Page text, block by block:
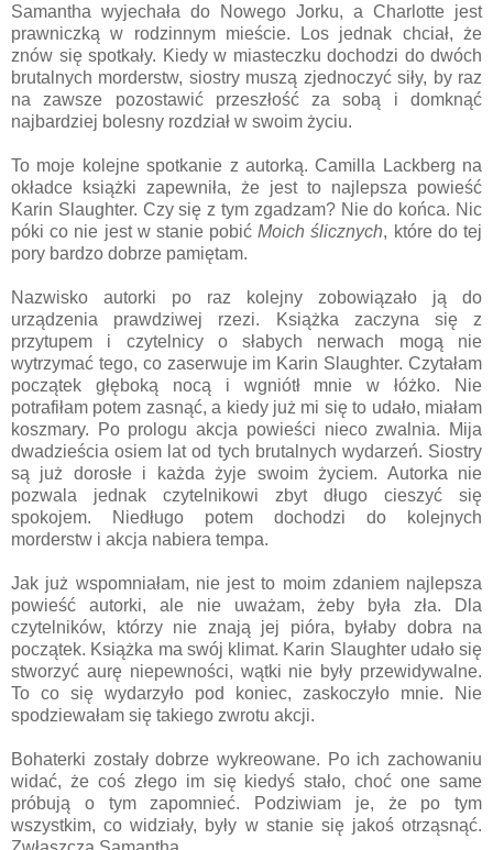
Samantha wyjechała do Nowego Jorku, a Charlotte jest
prawniczką w rodzinnym mieście. Los jednak chciał, że
znów się spotkały. Kiedy w miasteczku dochodzi do dwóch
brutalnych morderstw, siostry muszą zjednoczyć siły, by raz
na zawsze pozostawić przeszłość za sobą i domknąć
najbardziej bolesny rozdział w swoim życiu.
To moje kolejne spotkanie z autorką. Camilla Lackberg na
okładce książki zapewniła, że jest to najlepsza powieść
Karin Slaughter. Czy się z tym zgadzam? Nie do końca. Nic
póki co nie jest w stanie pobićMoich ślicznych, które do tej
pory bardzo dobrze pamiętam.
Nazwisko autorki po raz kolejny zobowiązało ją do
urządzenia prawdziwej rzezi. Książka zaczyna się z
przytupem i czytelnicy o słabych nerwach mogą nie
wytrzymać tego, co zaserwuje im Karin Slaughter. Czytałam
początek głęboką nocą i wgniótł mnie w łóżko. Nie
potrafiłam potem zasnąć, a kiedy już mi się to udało, miałam
koszmary. Po prologu akcja powieści nieco zwalnia. Mija
dwadzieścia osiem lat od tych brutalnych wydarzeń. Siostry
są już dorosłe i każda żyje swoim życiem. Autorka nie
pozwala jednak czytelnikowi zbyt długo cieszyć się
spokojem. Niedługo potem dochodzi do kolejnych
morderstw i akcja nabiera tempa.
Jak już wspomniałam, nie jest to moim zdaniem najlepsza
powieść autorki, ale nie uważam, żeby była zła. Dla
czytelników, którzy nie znają jej pióra, byłaby dobra na
początek. Książka ma swój klimat. Karin Slaughter udało się
stworzyć aurę niepewności, wątki nie były przewidywalne.
To co się wydarzyło pod koniec, zaskoczyło mnie. Nie
spodziewałam się takiego zwrotu akcji.
Bohaterki zostały dobrze wykreowane. Po ich zachowaniu
widać, że coś złego im się kiedyś stało, choć one same
próbują o tym zapomnieć. Podziwiam je, że po tym
wszystkim, co widziały, były w stanie się jakoś otrząsnąć.